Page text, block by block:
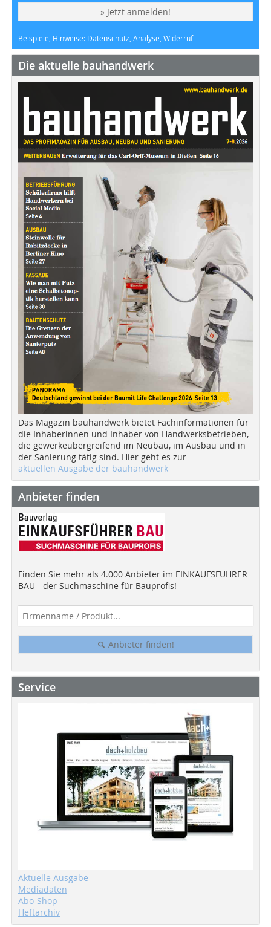
» Jetzt anmelden!
Beispiele, Hinweise: Datenschutz, Analyse, Widerruf
Die aktuelle bauhandwerk
Das Magazin bauhandwerk bietet Fachinformationen für
die Inhaberinnen und Inhaber von Handwerksbetrieben,
die gewerkeübergreifend im Neubau, im Ausbau und in
der Sanierung tätig sind. Hier geht es zur
aktuellen Ausgabe der bauhandwerk
Anbieter finden
Finden Sie mehr als 4.000 Anbieter im EINKAUFSFÜHRER
BAU - der Suchmaschine für Bauprofis!
Anbieter finden!
Service
Aktuelle Ausgabe
Mediadaten
Abo-Shop
Heftarchiv